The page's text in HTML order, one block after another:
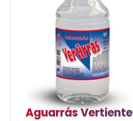
Aguarrás Vertiente